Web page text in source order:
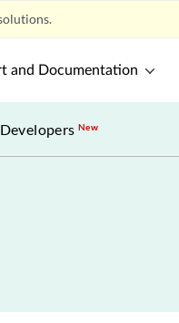
and Documentation
New